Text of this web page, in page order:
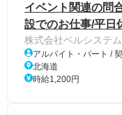
イベント関連の問
設でのお仕事/平日
株式会社ベルシステ
アルバイト・パート /
北海道
時給1,200円